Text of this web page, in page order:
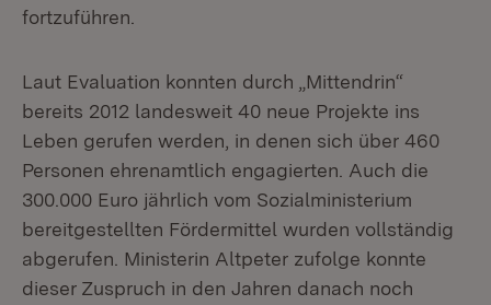
fortzuführen.
Laut Evaluation konnten durch „Mittendrin“
bereits 2012 landesweit 40 neue Projekte ins
Leben gerufen werden, in denen sich über 460
Personen ehrenamtlich engagierten. Auch die
300.000 Euro jährlich vom Sozialministerium
bereitgestellten Fördermittel wurden vollständig
abgerufen. Ministerin Altpeter zufolge konnte
dieser Zuspruch in den Jahren danach noch